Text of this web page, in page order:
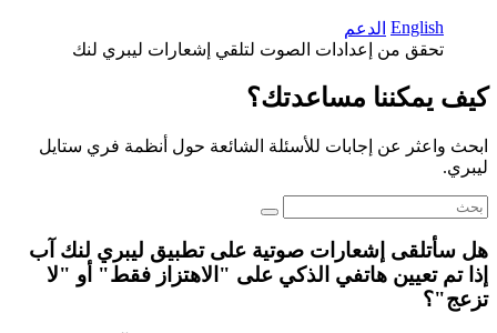
English الدعم
تحقق من إعدادات الصوت لتلقي إشعارات ليبري لنك
كيف يمكننا مساعدتك؟
ابحث واعثر عن إجابات للأسئلة الشائعة حول أنظمة فري ستايل
ليبري.
هل سأتلقى إشعارات صوتية على تطبيق ليبري لنك آب
إذا تم تعيين هاتفي الذكي على "الاهتزاز فقط" أو "لا
تزعج"؟